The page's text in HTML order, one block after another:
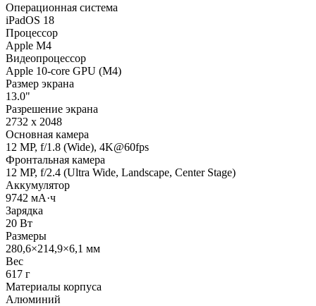
Операционная система
iPadOS 18
Процессор
Apple M4
Видеопроцессор
Apple 10-core GPU (M4)
Размер экрана
13.0"
Разрешение экрана
2732 x 2048
Основная камера
12 MP, f/1.8 (Wide), 4K@60fps
Фронтальная камера
12 MP, f/2.4 (Ultra Wide, Landscape, Center Stage)
Аккумулятор
9742 мА·ч
Зарядка
20 Вт
Размеры
280,6×214,9×6,1 мм
Вес
617 г
Материалы корпуса
Алюминий